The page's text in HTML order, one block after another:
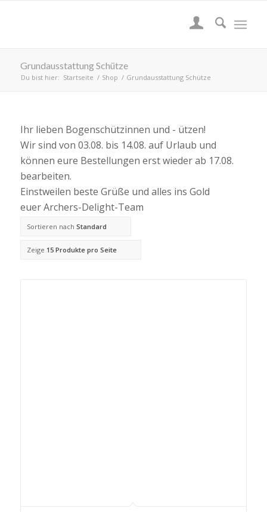
Grundausstattung Schütze
Du bist hier: Startseite / Shop / Grundausstattung Schütze
Ihr lieben Bogenschützinnen und - ützen!
Wir sind von 03.08. bis 14.08. auf Urlaub und
können eure Bestellungen erst wieder ab 17.08.
bearbeiten.
Einstweilen beste Grüße und alles ins Gold
euer Archers-Delight-Team
Sortieren nach Standard
Zeige 15 Produkte pro Seite